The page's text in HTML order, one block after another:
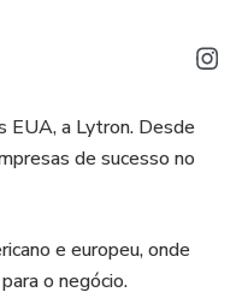
da sua marca sigam
e impactante.
EUA, a Lytron. Desde
de sucesso no
e europeu, onde
o negócio.